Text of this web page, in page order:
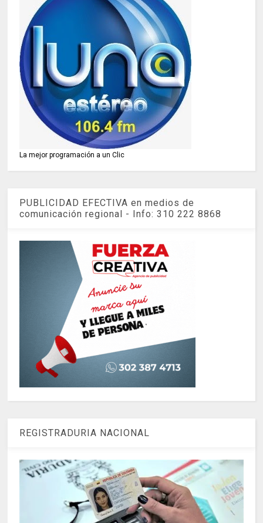
La mejor programación a un Clic
PUBLICIDAD EFECTIVA en medios de
comunicación regional - Info: 310 222 8868
REGISTRADURIA NACIONAL